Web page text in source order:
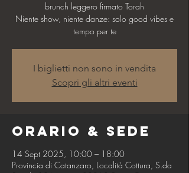
brunch leggero firmato Torah
Niente show, niente danze: solo good vibes e
tempo per te
I biglietti non sono in vendita
Scopri gli altri eventi
Orario & Sede
14 Sept 2025, 10:00 – 18:00
Provincia di Catanzaro, Località Cottura, S.da